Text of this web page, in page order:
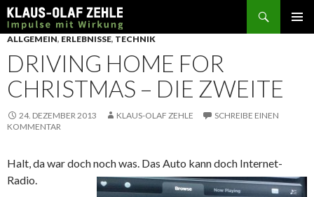
Suchen
SPRINGE
ZUM
INHALT
ALLGEMEIN, ERLEBNISSE, TECHNIK
DRIVING HOME FOR
CHRISTMAS – DIE ZWEITE
24. DEZEMBER 2013 KLAUS-OLAF ZEHLE
SCHREIBE EINEN
KOMMENTAR
Halt, da war doch noch was. Das Auto kann doch Internet-
Radio.